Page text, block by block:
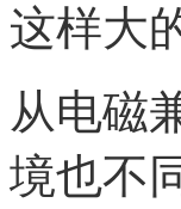
这样大
从电磁
境也不